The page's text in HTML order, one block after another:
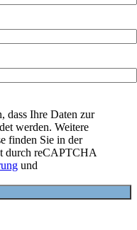
dass Ihre Daten zur
werden. Weitere
finden Sie in der
durch reCAPTCHA
und